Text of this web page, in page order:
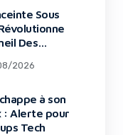
Sous
Des
2026
à son
: Alerte pour
Tech